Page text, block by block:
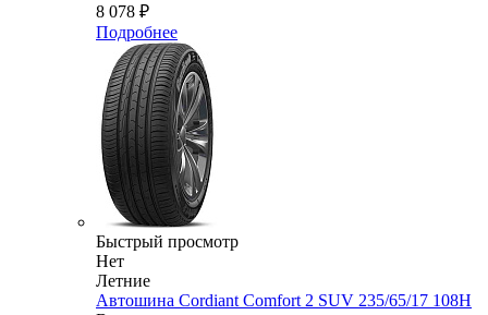
8 078 ₽
Подробнее
Быстрый просмотр
Нет
Летние
Автошина Cordiant Comfort 2 SUV 235/65/17 108H